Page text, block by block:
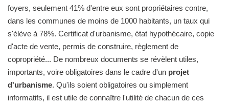
foyers, seulement 41% d'entre eux sont propriétaires contre,
dans les communes de moins de 1000 habitants, un taux qui
s'élève à 78%. Certificat d'urbanisme, état hypothécaire, copie
d'acte de vente, permis de construire, règlement de
copropriété... De nombreux documents se révèlent utiles,
importants, voire obligatoires dans le cadre d'un projet
d'urbanisme. Qu'ils soient obligatoires ou simplement
informatifs, il est utile de connaître l'utilité de chacun de ces